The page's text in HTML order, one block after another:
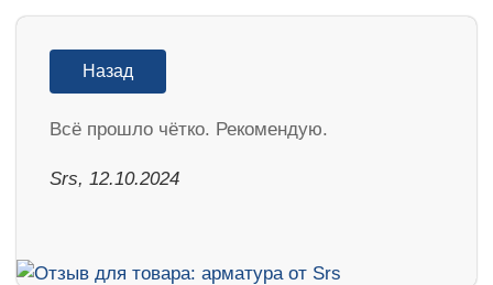
Назад
Всё прошло чётко. Рекомендую.
Srs, 12.10.2024